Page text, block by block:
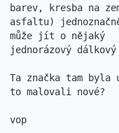
barev, kresba na
asfaltu)
může jít o nějaký
jednorázový
Ta značka tam
to malovali nové?
vop